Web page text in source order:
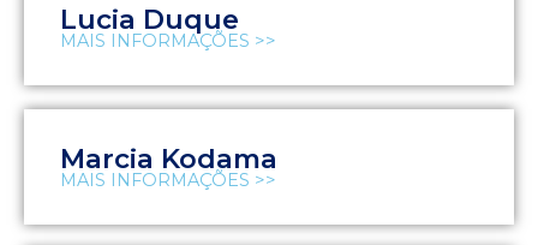
Lucia Duque
MAIS INFORMAÇÕES >>
Marcia Kodama
MAIS INFORMAÇÕES >>